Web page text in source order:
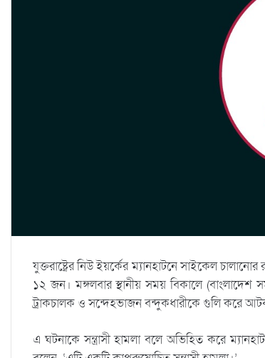
যুক্তরাষ্ট্রের নিউ ইয়র্কের ম্যানহাটনে সাইকেল
১২ জন। মঙ্গলবার স্থানীয় সময় বিকালে
ট্রাকচালক ও সন্দেহভাজন বন্দুকধারীকে গুলি করে
এ ঘটনাকে সন্ত্রাসী হামলা বলে অভিহিত করে